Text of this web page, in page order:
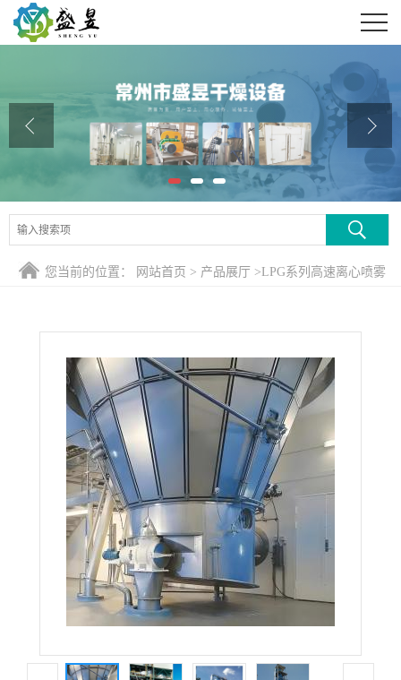
公司介绍
公司动态
证书荣誉
联系方式
您当前的位置： 网站首页 > 产品展厅 >LPG系列高速离心喷雾